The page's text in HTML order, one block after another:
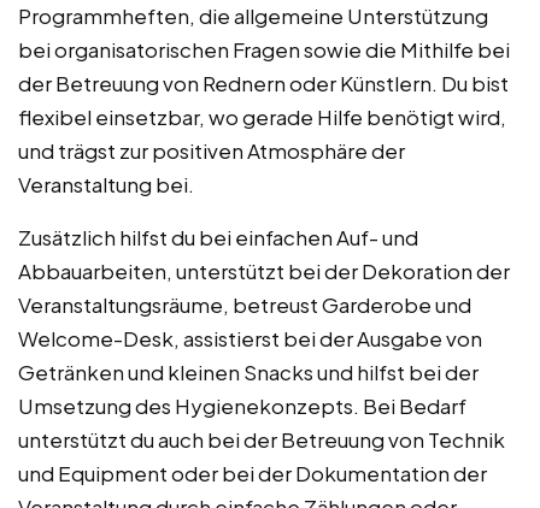
Programmheften, die allgemeine Unterstützung
bei organisatorischen Fragen sowie die Mithilfe bei
der Betreuung von Rednern oder Künstlern. Du bist
flexibel einsetzbar, wo gerade Hilfe benötigt wird,
und trägst zur positiven Atmosphäre der
Veranstaltung bei.
Zusätzlich hilfst du bei einfachen Auf- und
Abbauarbeiten, unterstützt bei der Dekoration der
Veranstaltungsräume, betreust Garderobe und
Welcome-Desk, assistierst bei der Ausgabe von
Getränken und kleinen Snacks und hilfst bei der
Umsetzung des Hygienekonzepts. Bei Bedarf
unterstützt du auch bei der Betreuung von Technik
und Equipment oder bei der Dokumentation der